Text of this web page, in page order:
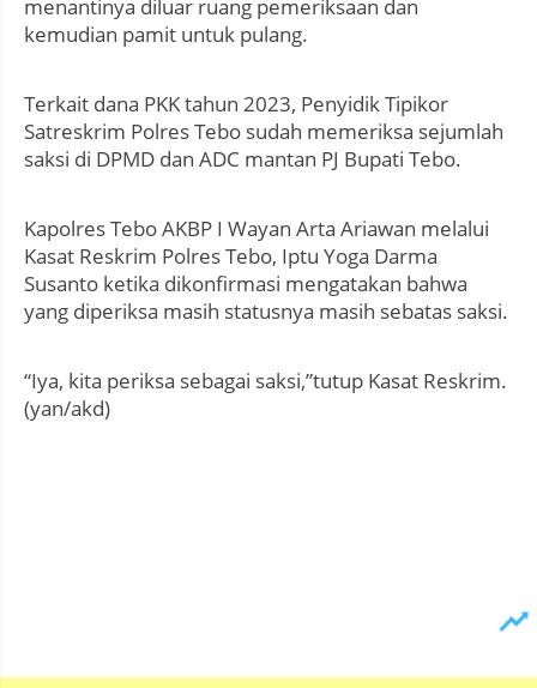
menantinya diluar ruang pemeriksaan dan
kemudian pamit untuk pulang.
Terkait dana PKK tahun 2023, Penyidik Tipikor
Satreskrim Polres Tebo sudah memeriksa sejumlah
saksi di DPMD dan ADC mantan PJ Bupati Tebo.
Kapolres Tebo AKBP I Wayan Arta Ariawan melalui
Kasat Reskrim Polres Tebo, Iptu Yoga Darma
Susanto ketika dikonfirmasi mengatakan bahwa
yang diperiksa masih statusnya masih sebatas saksi.
“Iya, kita periksa sebagai saksi,”tutup Kasat Reskrim.
(yan/akd)